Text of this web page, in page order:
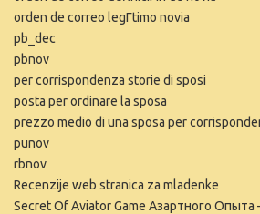
orden de correo legГ­timo novia
pb_dec
pbnov
per corrispondenza storie di sposi
posta per ordinare la sposa
prezzo medio di una sposa per
punov
rbnov
Recenzije web stranica za mladenke
Secret Of Aviator Game Азартного Опыта